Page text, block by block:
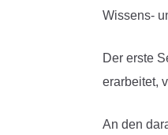
Wissens-
Der erste
erarbeitet,
An den